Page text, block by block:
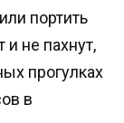
портить
не пахнут,
прогулках
в